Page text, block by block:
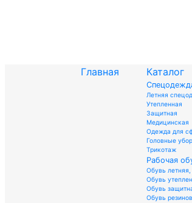
Главная Каталог
Летняя
Утепленная
Защитная
Медицинская
Одежда для
Головные
Трикотаж
Рабочая
Обувь
Обувь
Обувь
Обувь